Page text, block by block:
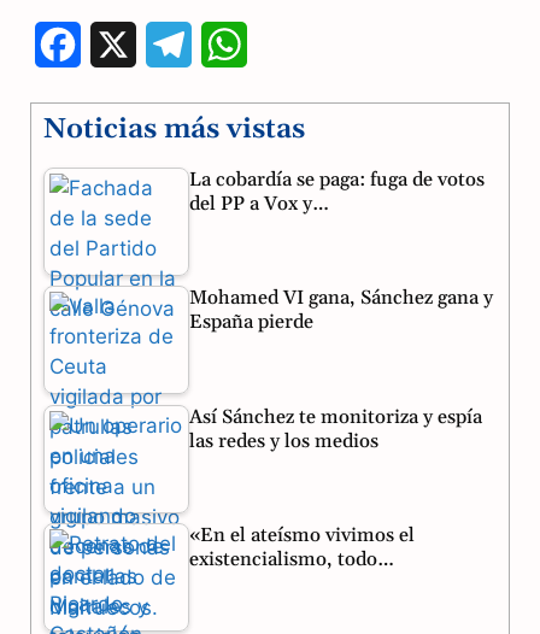
c
e
b
o
o
k
l
e
a
a
t
p
Noticias más vistas
La cobardía se paga: fuga de votos
del PP a Vox y…
Mohamed VI gana, Sánchez gana y
España pierde
Así Sánchez te monitoriza y espía
las redes y los medios
«En el ateísmo vivimos el
existencialismo, todo…